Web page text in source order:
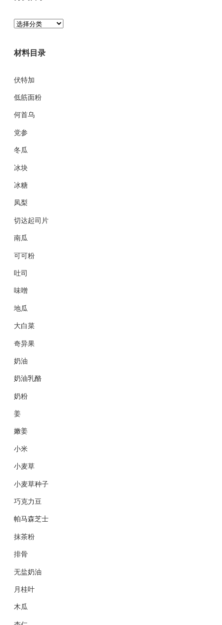
分
录
材料目录
伏特加
低筋面粉
何首乌
党参
冬瓜
冰块
冰糖
凤梨
切达起司片
南瓜
可可粉
吐司
味噌
地瓜
大白菜
奇异果
奶油
奶油乳酪
奶粉
姜
嫩姜
小米
小麦草
小麦草种子
巧克力豆
帕马森芝士
抹茶粉
排骨
无盐奶油
月桂叶
木瓜